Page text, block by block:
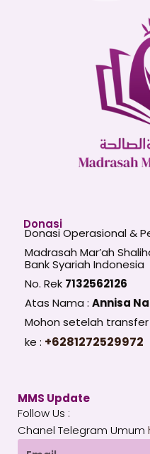
Donasi
Donasi Operasional &
Madrasah Mar’ah
Bank Syariah Indonesia
No. Rek 7132562126
Atas Nama : Annisa
Mohon setelah
ke : +6281272529972
MMS Update
Follow Us :
Chanel Telegram Umum
Email